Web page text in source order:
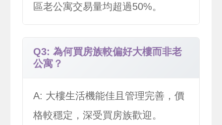
區老公寓交易量均超過50%。
Q3: 為何買房族較偏好大樓而非老
公寓？
A: 大樓生活機能佳且管理完善，價
格較穩定，深受買房族歡迎。